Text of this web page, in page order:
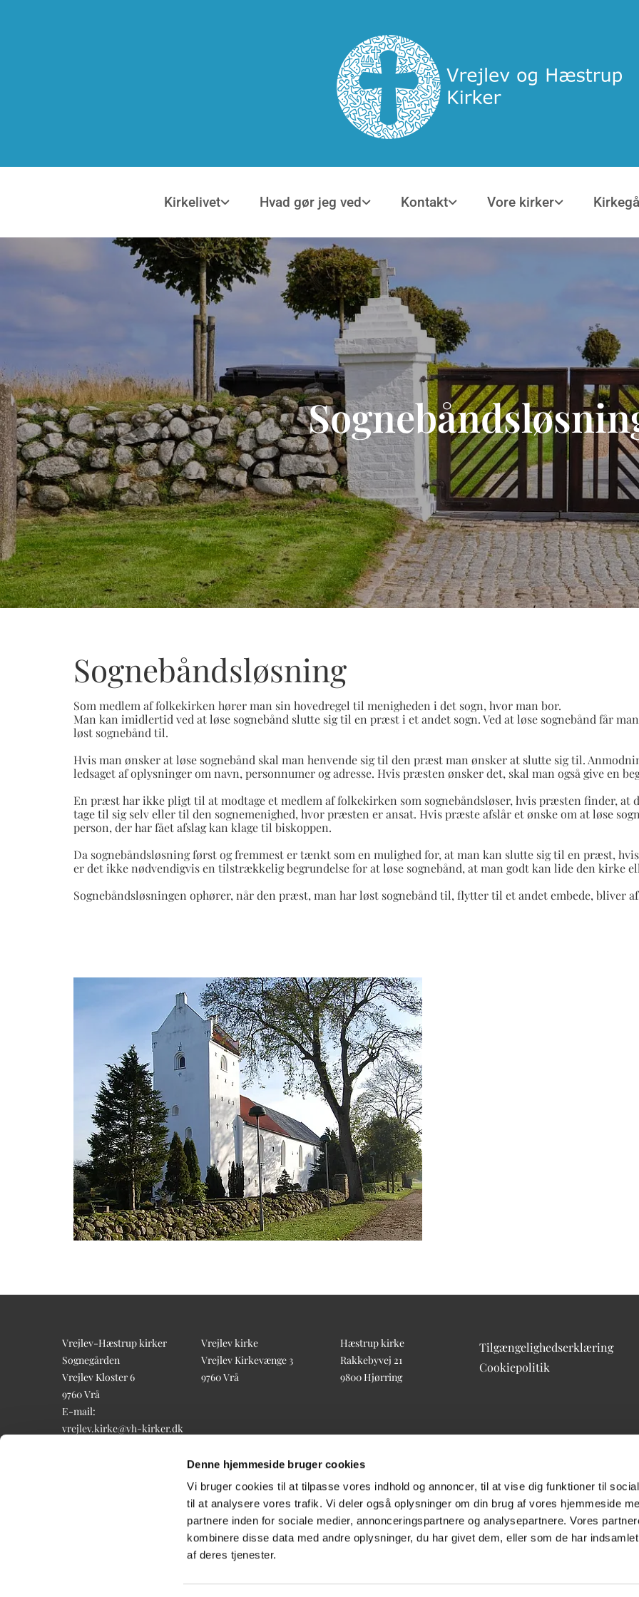
Denne hjemmeside bruger cookies
Vi bruger cookies til at tilpasse vores indhold og annoncer, til at vise dig funktioner til
til at analysere vores trafik. Vi deler også oplysninger om din brug af vores hjemmeside
partnere inden for sociale medier, annonceringspartnere og analysepartnere. Vores
kombinere disse data med andre oplysninger, du har givet dem, eller som de har
af deres tjenester.
Kirkelivet Hvad gør jeg ved Kontakt Vore kirker
Sognebåndsløsning
Som medlem af folkekirken hører man sin hovedregel til menigheden i det sogn, hvor man bor.
Man kan imidlertid ved at løse sognebånd slutte sig til en præst i et andet sogn. Ved at løse sognebånd får
løst sognebånd til.
Hvis man ønsker at løse sognebånd skal man henvende sig til den præst man ønsker at slutte sig til.
ledsaget af oplysninger om navn, personnumer og adresse. Hvis præsten ønsker det, skal man også give en
En præst har ikke pligt til at modtage et medlem af folkekirken som sognebåndsløser, hvis præsten finder,
tage til sig selv eller til den sognemenighed, hvor præsten er ansat. Hvis præste afslår et ønske om at løse
person, der har fået afslag kan klage til biskoppen.
Da sognebåndsløsning først og fremmest er tænkt som en mulighed for, at man kan slutte sig til en præst,
er det ikke nødvendigvis en tilstrækkelig begrundelse for at løse sognebånd, at man godt kan lide den kirke
Sognebåndsløsningen ophører, når den præst, man har løst sognebånd til, flytter til et andet embede, bliver
Vrejlev-Hæstrup kirker
Sognegården
Vrejlev Kloster 6
9760 Vrå
E-mail:
vrejlev.kirke@vh-kirker.dk
Vrejlev kirke
Vrejlev Kirkevænge 3
9760 Vrå
Hæstrup kirke
Rakkebyvej 21
9800 Hjørring
Tilgængelighedserklæring
Cookiepolitik
Log på ChurchDesk